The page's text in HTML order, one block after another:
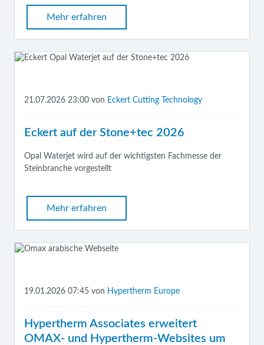
Mehr erfahren
21.07.2026 23:00 von Eckert Cutting Technology
Eckert auf der Stone+tec 2026
Opal Waterjet wird auf der wichtigsten Fachmesse der
Steinbranche vorgestellt
Mehr erfahren
19.01.2026 07:45 von Hypertherm Europe
Hypertherm Associates erweitert
OMAX- und Hypertherm-Websites um